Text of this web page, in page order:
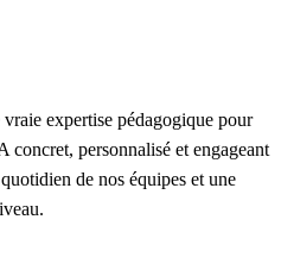
expertise pédagogique pour
concret, personnalisé et engageant
de nos équipes et une